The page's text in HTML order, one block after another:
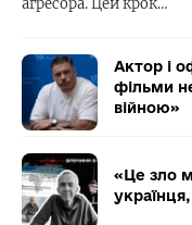
агресора. Цей крок…
Актор і
фільми
війною»
«Це зло